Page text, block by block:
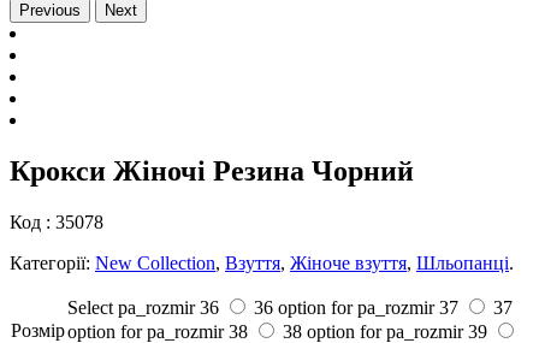
Previous Next
Крокси Жіночі Резина Чорний
Код : 35078
Категорії: New Collection, Взуття, Жіноче взуття, Шльопанці.
Розмiр
Select pa_rozmir 36 36 option for pa_rozmir 37
37
option for pa_rozmir 38 38 option for pa_rozmir 39